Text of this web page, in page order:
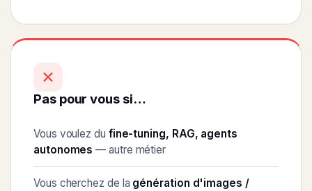
Pas pour vous si…
Vous voulez du fine-tuning, RAG, agents
autonomes — autre métier
Vous cherchez de la génération d'images /